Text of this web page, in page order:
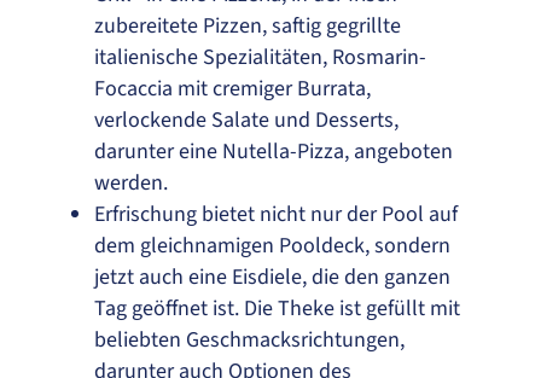
zubereitete Pizzen, saftig gegrillte
italienische Spezialitäten, Rosmarin-
Focaccia mit cremiger Burrata,
verlockende Salate und Desserts,
darunter eine Nutella-Pizza, angeboten
werden.
Erfrischung bietet nicht nur der Pool auf
dem gleichnamigen Pooldeck, sondern
jetzt auch eine Eisdiele, die den ganzen
Tag geöffnet ist. Die Theke ist gefüllt mit
beliebten Geschmacksrichtungen,
darunter auch Optionen des